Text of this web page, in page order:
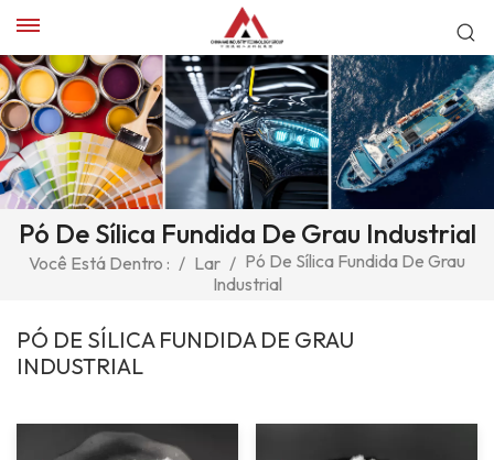
Pó De Sílica Fundida De Grau Industrial
Você Está Dentro : / Lar / Pó De Sílica Fundida De Grau
Industrial
PÓ DE SÍLICA FUNDIDA DE GRAU
INDUSTRIAL